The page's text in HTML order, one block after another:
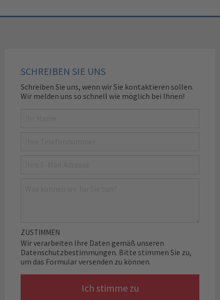
SCHREIBEN SIE UNS
Schreiben Sie uns, wenn wir Sie kontaktieren sollen.
Wir melden uns so schnell wie möglich bei Ihnen!
ZUSTIMMEN
Wir verarbeiten Ihre Daten gemäß unseren
Datenschutzbestimmungen. Bitte stimmen Sie zu,
um das Formular versenden zu können.
Ich stimme zu